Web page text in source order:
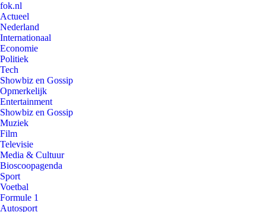
fok.nl
Actueel
Nederland
Internationaal
Economie
Politiek
Tech
Showbiz en Gossip
Opmerkelijk
Entertainment
Showbiz en Gossip
Muziek
Film
Televisie
Media & Cultuur
Bioscoopagenda
Sport
Voetbal
Formule 1
Autosport